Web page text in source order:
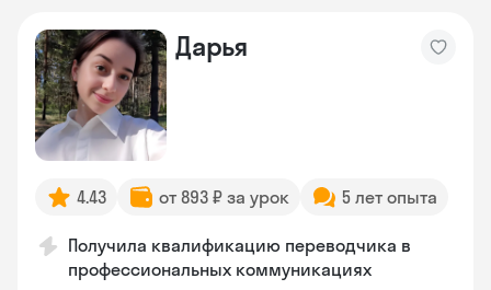
Дарья
4.43 от 893 ₽ за урок 5 лет опыта
Получила квалификацию переводчика в
профессиональных коммуникациях